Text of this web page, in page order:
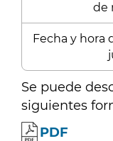
de
Fecha y hora
Se puede
siguientes
PDF